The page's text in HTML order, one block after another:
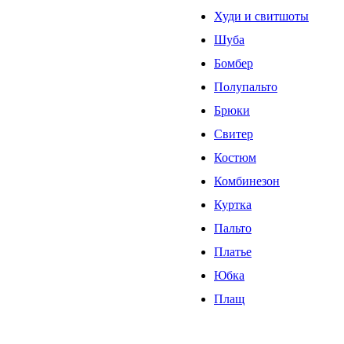
Худи и свитшоты
Шуба
Бомбер
Полупальто
Брюки
Свитер
Костюм
Комбинезон
Куртка
Пальто
Платье
Юбка
Плащ